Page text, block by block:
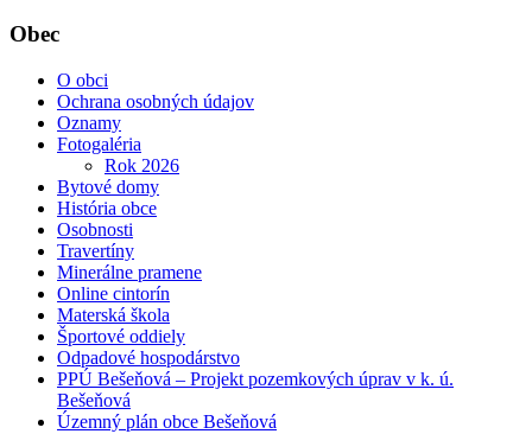
Obec
O obci
Ochrana osobných údajov
Oznamy
Fotogaléria
Rok 2026
Bytové domy
História obce
Osobnosti
Travertíny
Minerálne pramene
Online cintorín
Materská škola
Športové oddiely
Odpadové hospodárstvo
PPÚ Bešeňová – Projekt pozemkových úprav v k. ú.
Bešeňová
Územný plán obce Bešeňová